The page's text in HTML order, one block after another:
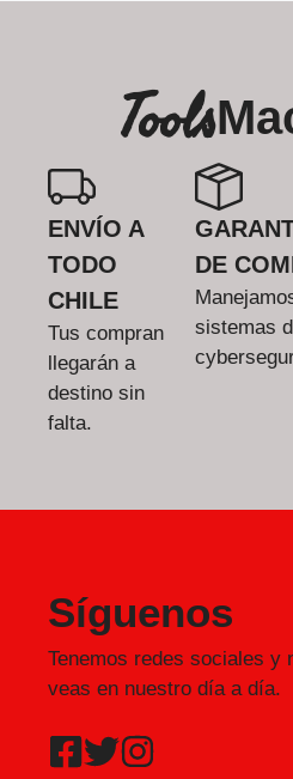
Tools
ENVÍO A
TODO
CHILE
Tus compran
llegarán a
destino sin
falta.
DE
sistemas
Síguenos
Tenemos redes sociales y
veas en nuestro día a día.